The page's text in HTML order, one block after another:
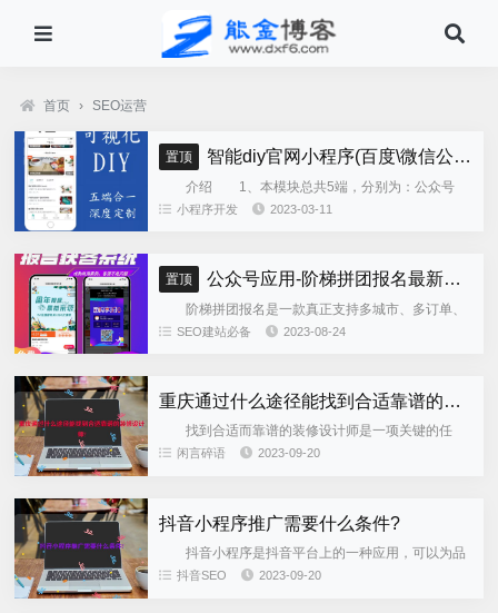
首页 › SEO运营
置顶 智能diy官网小程序(百度\微信公众号\微信小程序\支付宝\抖音小程序)独立版
介绍 1、本模块总共5端，分别为：公众号
h5、微信小程序、百度小程序、支付宝小程序、......
小程序开发 2023-03-11
置顶 公众号应用-阶梯拼团报名最新版本源码程序
阶梯拼团报名是一款真正支持多城市、多订单、
全供应链商业模式，订单统计、核销、一键导出等强
SEO建站必备 2023-08-24
重庆通过什么途径能找到合适靠谱的装修设计师?
找到合适而靠谱的装修设计师是一项关键的任
务，因为他们将帮助您实现理想中的家居设计。以下
闲言碎语 2023-09-20
抖音小程序推广需要什么条件?
抖音小程序是抖音平台上的一种应用，可以为品
牌、产品或服务提供可视化和交互性的展示。要在抖
抖音SEO 2023-09-20